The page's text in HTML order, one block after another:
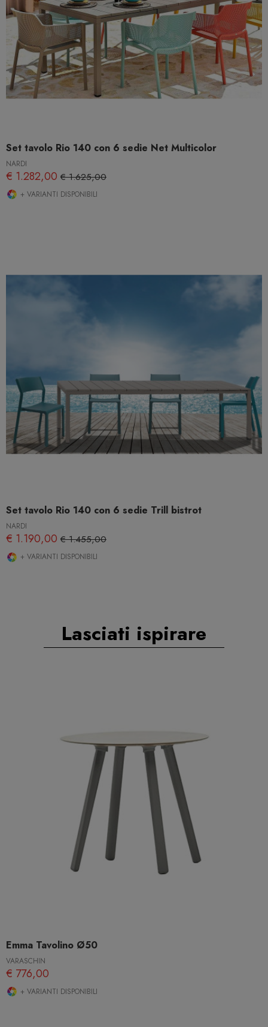
Set tavolo Rio 140 con 6 sedie Net Multicolor
NARDI
€ 1.282,00 € 1.625,00
+ VARIANTI DISPONIBILI
Set tavolo Rio 140 con 6 sedie Trill bistrot
NARDI
€ 1.190,00 € 1.455,00
+ VARIANTI DISPONIBILI
Lasciati ispirare
Emma Tavolino Ø50
VARASCHIN
€ 776,00
+ VARIANTI DISPONIBILI